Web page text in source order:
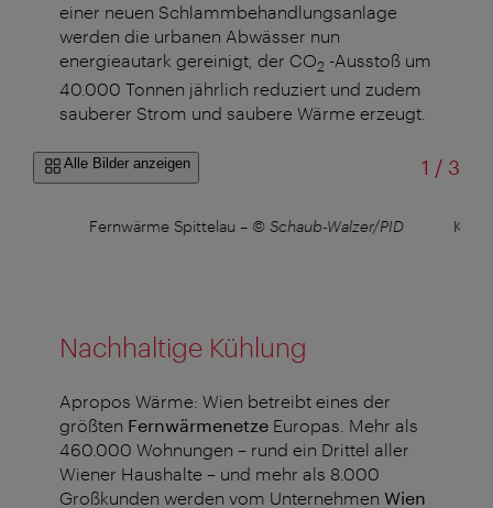
einer neuen Schlammbehandlungsanlage
werden die urbanen Abwässer nun
energieautark gereinigt, der CO2 -Ausstoß um
40.000 Tonnen jährlich reduziert und zudem
sauberer Strom und saubere Wärme erzeugt.
Alle Bilder anzeigen 1 /von
3
Fernwärme Spittelau – © Schaub-Walzer/PID Karl-
Nachhaltige Kühlung
Apropos Wärme: Wien betreibt eines der
größten Fernwärmenetze Europas. Mehr als
460.000 Wohnungen – rund ein Drittel aller
Wiener Haushalte – und mehr als 8.000
Großkunden werden vom Unternehmen Wien